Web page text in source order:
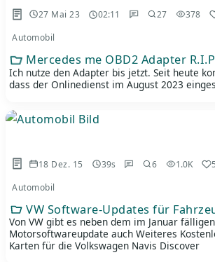
27 Mai 23 02:11 27 378
Automobil
Mercedes me OBD2 Adapter R.I.P
Ich nutze den Adapter bis jetzt. Seit heute
dass der Onlinedienst im August 2023
18 Dez. 15 39s 6 1.0K
Automobil
VW Software-Updates für
Von VW gibt es neben dem im Januar fälligen
Motorsoftwareupdate auch Weiteres
Karten für die Volkswagen Navis Discover